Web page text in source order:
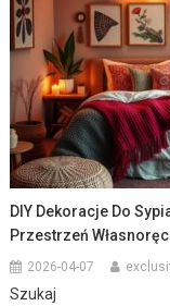
DIY Dekoracje Do
Przestrzeń
2026-04-07
Szukaj